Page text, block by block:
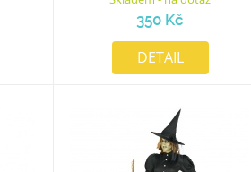
350 Kč
DETAIL